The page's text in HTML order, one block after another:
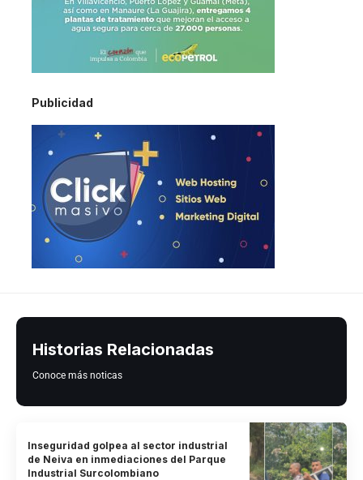
Publicidad
Historias Relacionadas
Conoce más noticas
Inseguridad golpea al sector industrial
de Neiva en inmediaciones del Parque
Industrial Surcolombiano